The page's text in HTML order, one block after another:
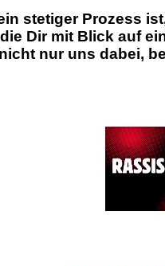
stetiger Prozess
Dir mit Blick auf
nur uns dabei,